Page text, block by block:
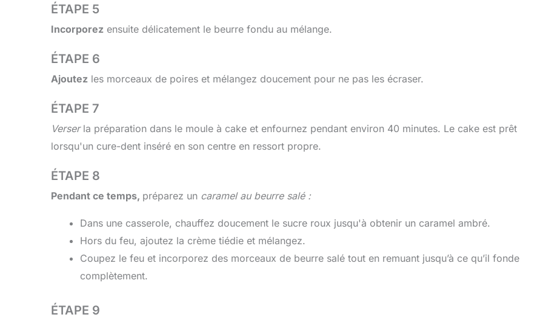
ÉTAPE 5
Incorporez ensuite délicatement le beurre fondu au mélange.
ÉTAPE 6
Ajoutez les morceaux de poires et mélangez doucement pour ne pas les écraser.
ÉTAPE 7
Verserla préparation dans le moule à cake et enfournez pendant environ 40 minutes. Le cake est prêt
lorsqu'un cure-dent inséré en son centre en ressort propre.
ÉTAPE 8
Pendant ce temps, préparez un caramel au beurre salé :
Dans une casserole, chauffez doucement le sucre roux jusqu'à obtenir un caramel ambré.
Hors du feu, ajoutez la crème tiédie et mélangez.
Coupez le feu et incorporez des morceaux de beurre salé tout en remuant jusqu’à ce qu’il fonde
complètement.
ÉTAPE 9